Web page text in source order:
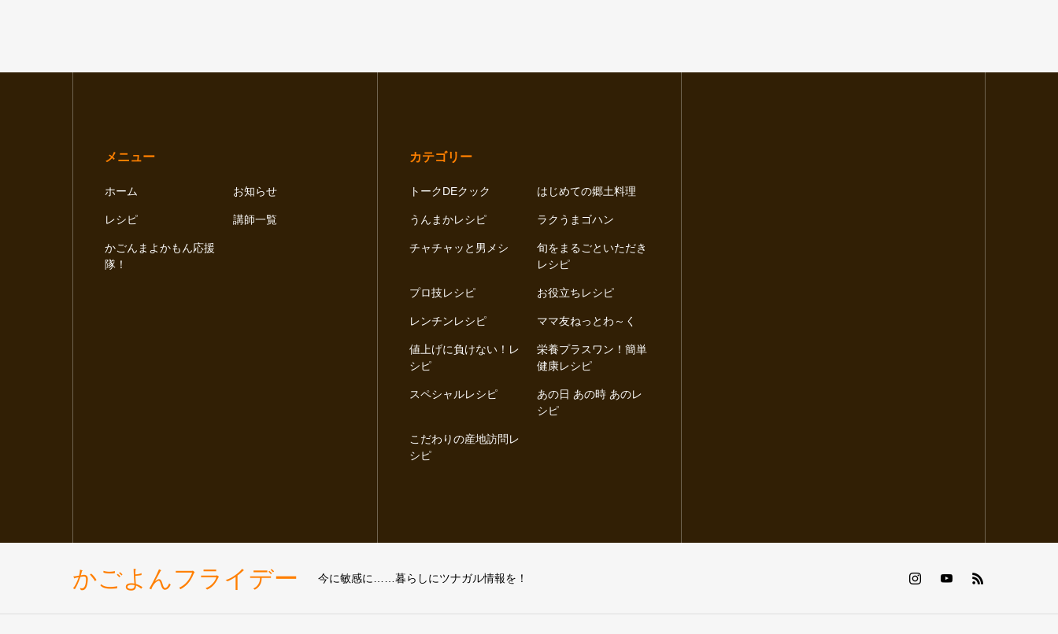
メニュー
ホーム お知らせ
レシピ 講師一覧
かごんまよかもん応援
隊！
カテゴリー
トークDEクック はじめての郷土料理
うんまかレシピ ラクうまゴハン
チャチャッと男メシ
旬をまるごといただき
レシピ
プロ技レシピ お役立ちレシピ
レンチンレシピ ママ友ねっとわ～く
値上げに負けない！レ
シピ
栄養プラスワン！簡単
健康レシピ
スペシャルレシピ
あの日 あの時 あのレ
シピ
こだわりの産地訪問レ
シピ
かごよんフライデー 今に敏感に……暮らしにツナガル情報を！